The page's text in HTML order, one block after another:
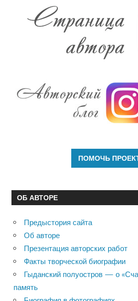
ОБ АВТОРЕ
Предыстория сайта
Об авторе
Презентация авторских работ
Факты творческой биографии
Гыданский полуостров — о
память